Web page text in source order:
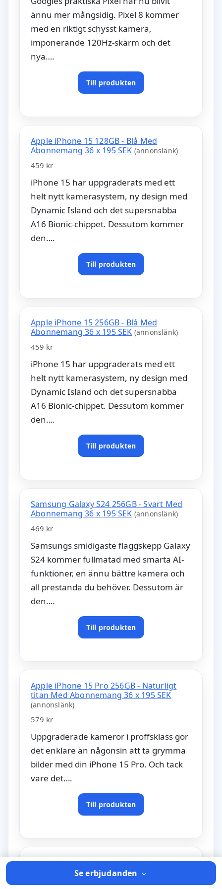
ännu mer mångsidig. Pixel 8 kommer
med en riktigt schysst kamera,
imponerande 120Hz-skärm och det
nya….
Till produkten
Apple iPhone 15 128GB - Blå Med
Abonnemang 36 x 195 SEK (annonslänk)
459 kr
iPhone 15 har uppgraderats med ett
helt nytt kamerasystem, ny design med
Dynamic Island och det supersnabba
A16 Bionic-chippet. Dessutom kommer
den….
Till produkten
Apple iPhone 15 256GB - Blå Med
Abonnemang 36 x 195 SEK (annonslänk)
459 kr
iPhone 15 har uppgraderats med ett
helt nytt kamerasystem, ny design med
Dynamic Island och det supersnabba
A16 Bionic-chippet. Dessutom kommer
den….
Till produkten
Samsung Galaxy S24 256GB - Svart Med
Abonnemang 36 x 195 SEK (annonslänk)
469 kr
Samsungs smidigaste flaggskepp Galaxy
S24 kommer fullmatad med smarta AI-
funktioner, en ännu bättre kamera och
all prestanda du behöver. Dessutom är
den….
Till produkten
Apple iPhone 15 Pro 256GB - Naturligt
titan Med Abonnemang 36 x 195 SEK
(annonslänk)
579 kr
Uppgraderade kameror i proffsklass gör
det enklare än någonsin att ta grymma
bilder med din iPhone 15 Pro. Och tack
vare det….
Till produkten
Apple iPhone 15 Pro 512GB - Naturligt
titan Med Abonnemang 36 x 195 SEK
Se erbjudanden